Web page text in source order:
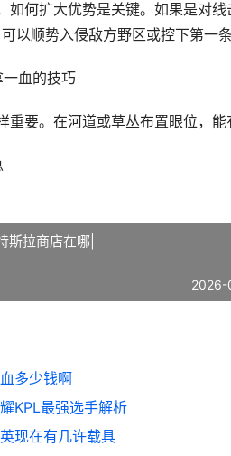
如何扩大优势是关键。如果是对
以顺势入侵敌方野区或控下第一
血的技巧
重要。在河道或草丛布置眼位，
斯拉商店在哪|
2026-
多少钱啊
KPL最强选手解析
现在有几许载具